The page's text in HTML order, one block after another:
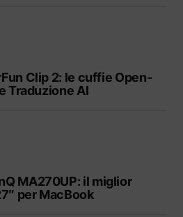
Clip 2: le cuffie Open-
Traduzione AI
MA270UP: il miglior
per MacBook